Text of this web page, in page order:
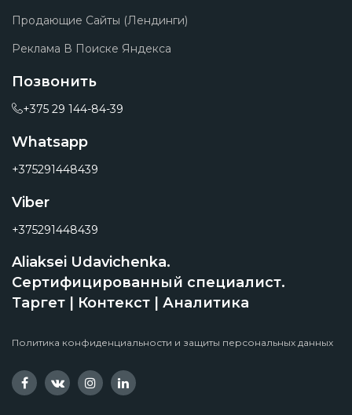
Продающие Сайты (лендинги)
Реклама В Поиске Яндекса
Позвонить
+375 29 144-84-39
Whatsapp
+375291448439
Viber
+375291448439
Aliaksei Udavichenka.
Сертифицированный специалист.
Таргет | Контекст | Аналитика
Политика конфиденциальности и защиты персональных данных